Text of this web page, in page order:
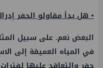
• هل بدأ مقاولو الحفر
البعض نعم. على سبيل
في المياه العميقة إلى